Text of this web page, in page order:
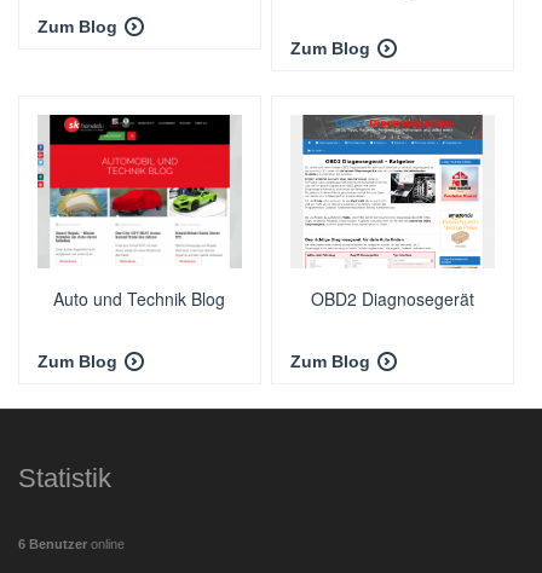
Zum Blog
Zum Blog
Auto und Technik Blog
Zum Blog
OBD2 Diagnosegerät
Zum Blog
Statistik
6 Benutzer online